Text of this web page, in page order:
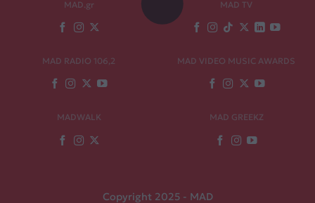
MAD.gr MAD TV
MAD RADIO 106,2 MAD VIDEO MUSIC AWARDS
MADWALK MAD GREEKZ
Copyright 2025 - MAD